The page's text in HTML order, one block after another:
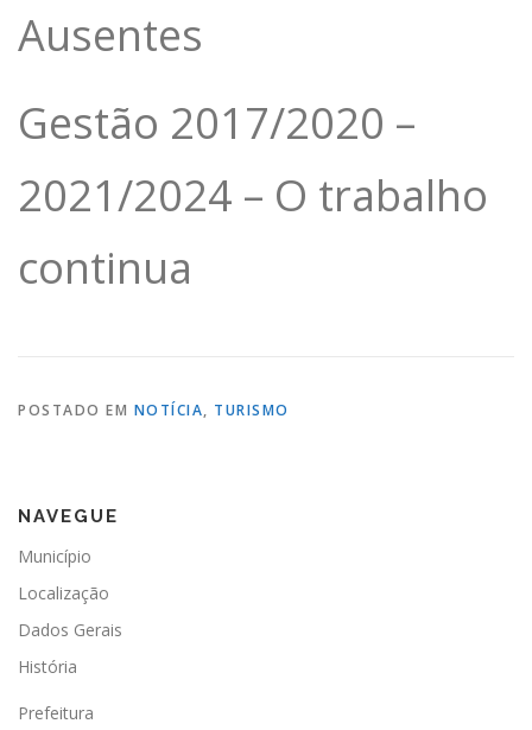
Ausentes
Gestão 2017/2020 –
2021/2024 – O trabalho
continua
POSTADO EM NOTÍCIA, TURISMO
NAVEGUE
Município
Localização
Dados Gerais
História
Prefeitura